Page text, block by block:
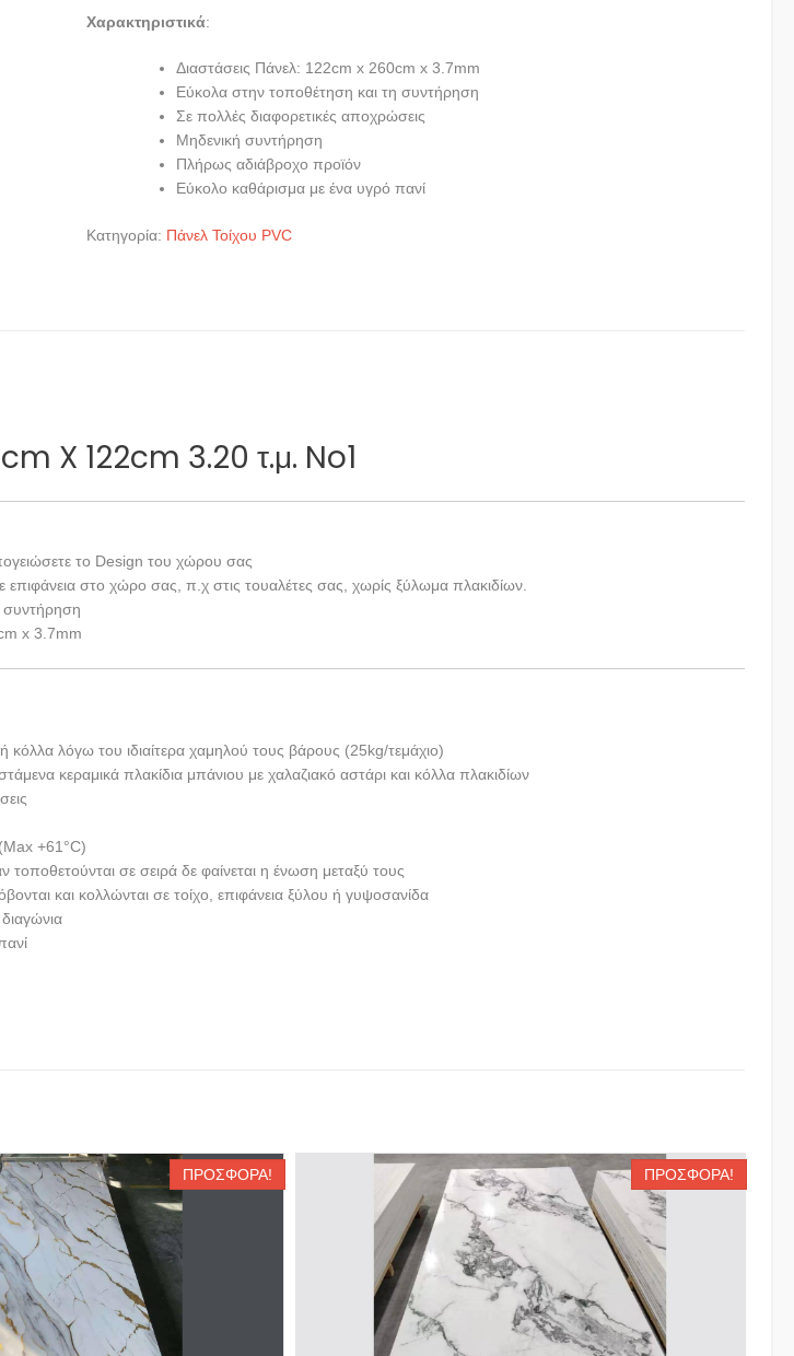
was:
€170.00.είναι:
€59.00.
Χαρακτηριστικά:
Διαστάσεις Πάνελ: 122cm x 260cm x 3.7mm
Εύκολα στην τοποθέτηση και τη συντήρηση
Σε πολλές διαφορετικές αποχρώσεις
Μηδενική συντήρηση
Πλήρως αδιάβροχο προϊόν
Εύκολο καθάρισμα με ένα υγρό πανί
Κατηγορία: Πάνελ Τοίχου PVC
X 122cm 3.20 τ.μ. No1
το Design του χώρου σας
επιφάνεια στο χώρο σας, π.χ στις τουαλέτες σας, χωρίς ξύλωμα πλακιδίων.
συντήρηση
x 3.7mm
κόλλα λόγω του ιδιαίτερα χαμηλού τους βάρους (25kg/τεμάχιο)
κεραμικά πλακίδια μπάνιου με χαλαζιακό αστάρι και κόλλα πλακιδίων
+61°C)
σε σειρά δε φαίνεται η ένωση μεταξύ τους
και κολλώνται σε τοίχο, επιφάνεια ξύλου ή γυψοσανίδα
ΠΡΟΣΦΟΡΆ! ΠΡΟΣΦΟΡΆ!